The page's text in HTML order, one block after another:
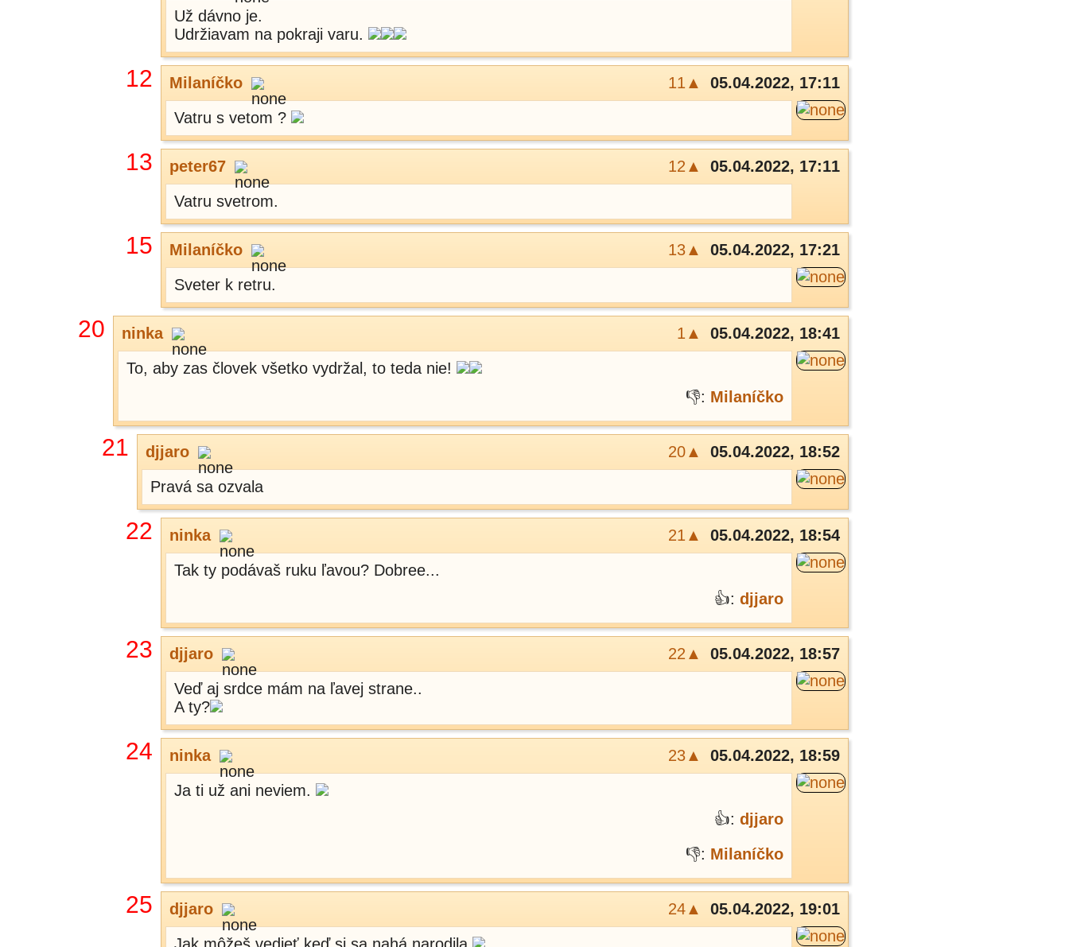
Už dávno je.
Udržiavam na pokraji varu.
12 Milaníčko 11▲
05.04.2022, 17:11
Vatru s vetom ?
13 peter67 12▲
05.04.2022, 17:11
Vatru svetrom.
15 Milaníčko 13▲
05.04.2022, 17:21
Sveter k retru.
20 ninka 1▲
05.04.2022, 18:41
To, aby zas človek všetko vydržal, to teda nie!
👎: Milaníčko
21 djjaro 20▲
05.04.2022, 18:52
Pravá sa ozvala
22 ninka 21▲
05.04.2022, 18:54
Tak ty podávaš ruku ľavou? Dobree...
👍: djjaro
23 djjaro 22▲
05.04.2022, 18:57
Veď aj srdce mám na ľavej strane..
A ty?
24 ninka 23▲
05.04.2022, 18:59
Ja ti už ani neviem.
👍: djjaro
👎: Milaníčko
25 djjaro 24▲
05.04.2022, 19:01